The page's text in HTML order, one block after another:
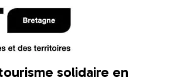
solidaire en